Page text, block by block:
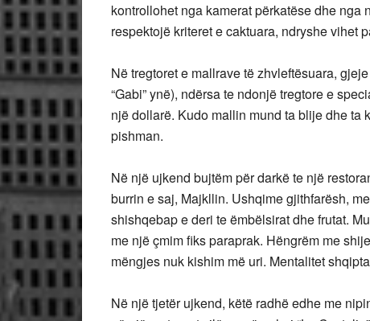
kontrollohet nga kamerat përkatëse dhe
respektojë kriteret e caktuara, ndryshe vihet
Në tregtoret e mallrave të zhvleftësuara,
“Gabi” ynë), ndërsa te ndonjë tregtore e
një dollarë. Kudo mallin mund ta blije dhe ta
pishman.
Në një ujkend bujtëm për darkë te një
burrin e saj, Majkllin. Ushqime gjithfarësh,
shishqebap e deri te ëmbëlsirat dhe frutat.
me një çmim fiks paraprak. Hëngrëm me
mëngjes nuk kishim më uri. Mentalitet
Në një tjetër ujkend, këtë radhë edhe me